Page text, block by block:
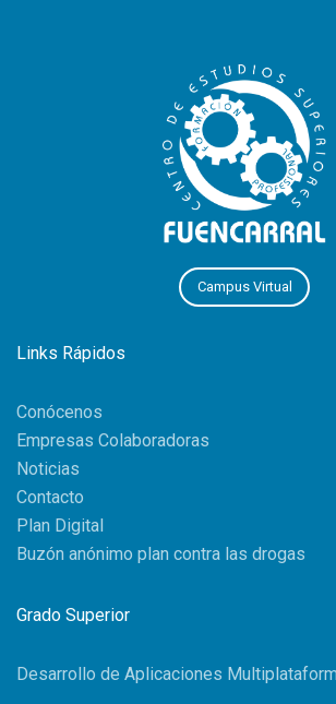
Campus Virtual
Links Rápidos
Conócenos
Empresas Colaboradoras
Noticias
Contacto
Plan Digital
Buzón anónimo plan contra las drogas
Grado Superior
Desarrollo de Aplicaciones